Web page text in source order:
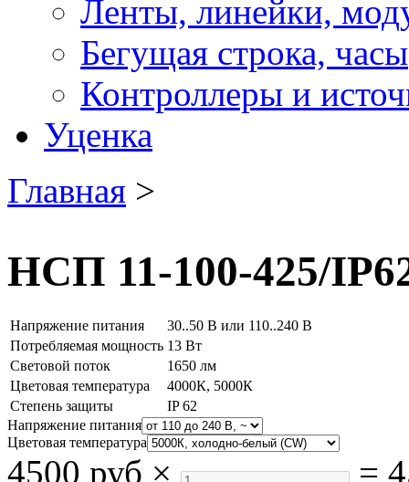
Ленты, линейки,
Бегущая строка, часы
Контроллеры и
Уценка
Главная >
НСП 11-100-425/
Напряжение питания
30..50 В или 110..240 В
Потребляемая мощность 13 Вт
Световой поток
1650 лм
Цветовая температура
4000К, 5000К
Степень защиты
IP 62
Напряжение питания
Цветовая температура
4500 руб × =